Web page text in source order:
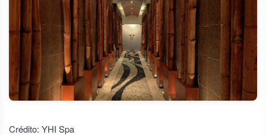
Crédito: YHI Spa